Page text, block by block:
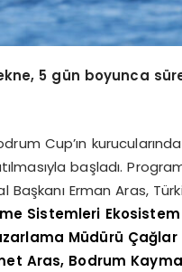
5 gün boyunca
Cup’ın
başladı.
Erman Aras,
Sistemleri
Müdürü
Aras, Bodrum